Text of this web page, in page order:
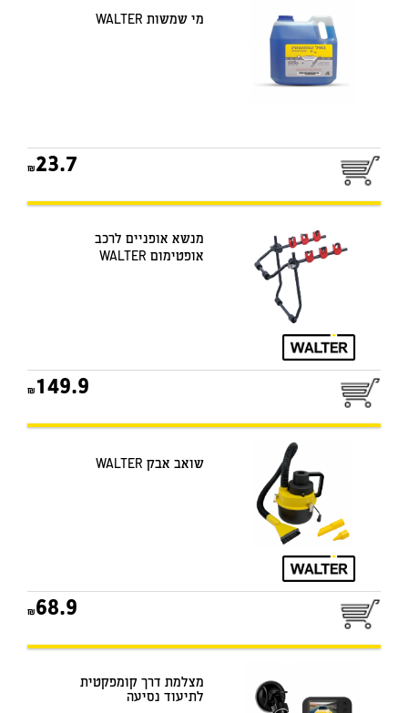
מי שמשות WALTER
23.7
מנשא אופניים לרכב
אופטימום WALTER
149.9
שואב אבק WALTER
68.9
מצלמת דרך קומפקטית
לתיעוד נסיעה